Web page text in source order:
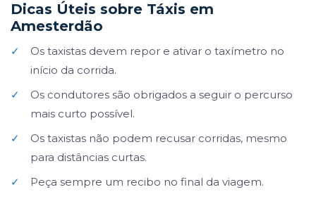
Dicas Úteis sobre Táxis em
Amesterdão
✓
Os taxistas devem repor e ativar o taxímetro no
início da corrida.
✓
Os condutores são obrigados a seguir o percurso
mais curto possível.
✓
Os taxistas não podem recusar corridas, mesmo
para distâncias curtas.
✓
Peça sempre um recibo no final da viagem.